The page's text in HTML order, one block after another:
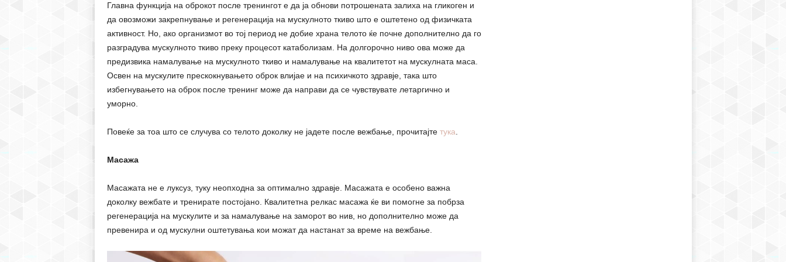
Главна функција на оброкот после тренингот е да ја обнови потрошената залиха на гликоген и
да овозможи закрепнување и регенерација на мускулното ткиво што е оштетено од физичката
активност. Но, ако организмот во тој период не добие храна телото ќе почне дополнително да го
разградува мускулното ткиво преку процесот катаболизам. На долгорочно ниво ова може да
предизвика намалување на мускулното ткиво и намалување на квалитетот на мускулната маса.
Освен на мускулите прескокнувањето оброк влијае и на психичкото здравје, така што
избегнувањето на оброк после тренинг може да направи да се чувствувате летаргично и
уморно.
Повеќе за тоа што се случува со телото доколку не јадете после вежбање, прочитајте тука.
Масажа
Масажата не е луксуз, туку неопходна за оптимално здравје. Масажата е особено важна
доколку вежбате и тренирате постојано. Квалитетна релкас масажа ќе ви помогне за побрза
регенерација на мускулите и за намалување на заморот во нив, но дополнително може да
превенира и од мускулни оштетувања кои можат да настанат за време на вежбање.